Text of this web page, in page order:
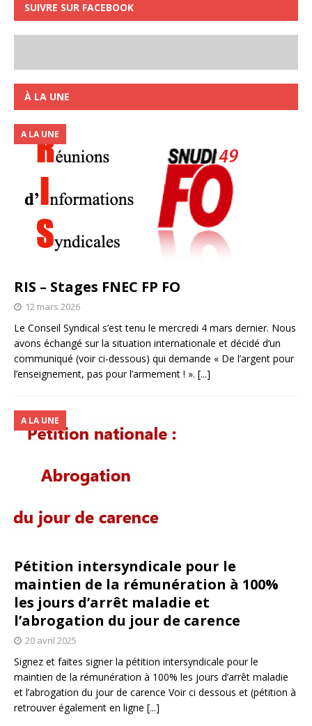
SUIVRE SUR FACEBOOK
À LA UNE
RIS – Stages FNEC FP FO
A LA UNE
12 mars 2026
Le Conseil Syndical s’est tenu le mercredi 4 mars dernier. Nous
avons échangé sur la situation internationale et décidé d’un
communiqué (voir ci-dessous) qui demande « De l’argent pour
l’enseignement, pas pour l’armement ! ». [...]
Pétition intersyndicale pour le
maintien de la rémunération à 100%
les jours d’arrêt maladie et
l’abrogation du jour de carence
A LA UNE
20 avril 2025
Signez et faites signer la pétition intersyndicale pour le
maintien de la rémunération à 100% les jours d’arrêt maladie
et l’abrogation du jour de carence Voir ci dessous et (pétition à
retrouver également en ligne [...]